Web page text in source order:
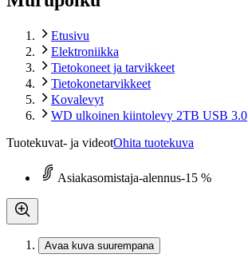
Etusivu
Elektroniikka
Tietokoneet ja tarvikkeet
Tietokonetarvikkeet
Kovalevyt
WD ulkoinen kiintolevy 2TB USB 3.0
Tuotekuvat- ja videotOhita tuotekuva
Asiakasomistaja-alennus-15 %
Avaa kuva suurempana